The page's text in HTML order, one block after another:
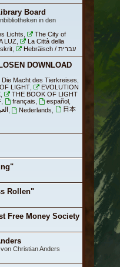
Board
in den
Lichts
The City of
LUZ,
La Città della
, Hebräisch / עברית
DOWNLOAD
Die Macht des Tierkreises
LIGHT,
EVOLUTION
THE BOOK OF LIGHT
français español,
Nederlands
日本
Rollen"
Free Money Society
Christian Anders